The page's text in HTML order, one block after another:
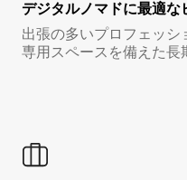
デジタルノマド⁠に最⁠適⁠
出張の多いプロフェッ
専用スペースを備えた長